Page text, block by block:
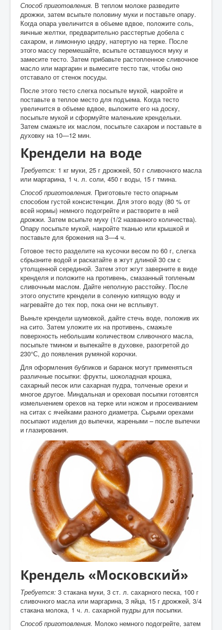
Способ приготовления. В теплом молоке разведите
дрожжи, затем всыпьте половину муки и поставьте опару.
Когда опара увеличится в объеме вдвое, положите соль,
яичные желтки, предварительно расстертые добела с
сахаром, и лимонную цедру, натертую на терке. После
этого массу перемешайте, всыпьте оставшуюся муку и
замесите тесто. Затем прибавьте растопленное сливочное
масло или маргарин и вымесите тесто так, чтобы оно
отставало от стенок посуды.
После этого тесто слегка посыпьте мукой, накройте и
поставьте в теплое место для подъема. Когда тесто
увеличится в объеме вдвое, выложите его на доску,
посыпьте мукой и сформуйте маленькие крендельки.
Затем смажьте их маслом, посыпьте сахаром и поставьте в
духовку на 10—12 мин.
Крендели на воде
Требуется: 1 кг муки, 25 г дрожжей, 50 г сливочного масла
или маргарина, 1 ч. л. соли, 450 г воды, 15 г тмина.
Способ приготовления. Приготовьте тесто опарным
способом густой консистенции. Для этого воду (80 % от
всей нормы) немного подогрейте и растворите в ней
дрожжи. Затем всыпьте муку (1/2 названного количества).
Опару посыпьте мукой, накройте тканью или крышкой и
поставьте для брожения на 3—4 ч.
Готовое тесто разделите на кусочки весом по 60 г, слегка
сбрызните водой и раскатайте в жгут длиной 30 см с
утолщенной серединой. Затем этот жгут заверните в виде
кренделя и положите на противень, смазанный топленым
сливочным маслом. Дайте неполную расстойку. После
этого опустите крендели в соленую кипящую воду и
нагревайте до тех пор, пока они не всплывут.
Выньте крендели шумовкой, дайте стечь воде, положив их
на сито. Затем уложите их на противень, смажьте
поверхность небольшим количеством сливочного масла,
посыпьте тмином и выпекайте в духовке, разогретой до
230°С, до появления румяной корочки.
Для оформления бубликов и баранок могут применяться
различные посыпки: фрукты, шоколадная крошка,
сахарный песок или сахарная пудра, толченые орехи и
многое другое. Миндальная и ореховая посыпки готовятся
измельчением орехов на терке или ножом и просеиванием
на ситах с ячейками разного диаметра. Сырыми орехами
посыпают изделия до выпечки, жареными – после выпечки
и глазирования.
Крендель «Московский»
Требуется: 3 стакана муки, 3 ст. л. сахарного песка, 100 г
сливочного масла или маргарина, 3 яйца, 15 г дрожжей, 3/4
стакана молока, 1 ч. л. сахарной пудры для посыпки.
Способ приготовления. Молоко немного подогрейте, затем